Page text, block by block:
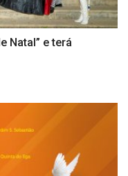
Natal” e terá